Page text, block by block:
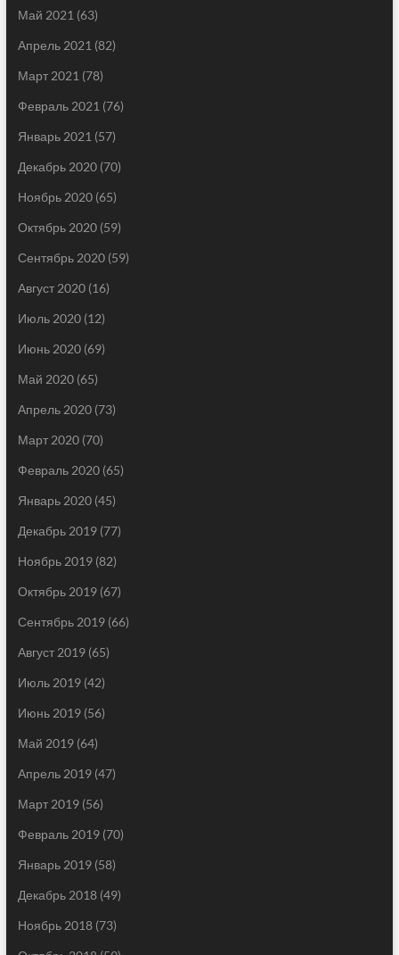
Май 2021 (63)
Апрель 2021 (82)
Март 2021 (78)
Февраль 2021 (76)
Январь 2021 (57)
Декабрь 2020(70)
Ноябрь 2020(65)
Октябрь 2020(59)
Сентябрь 2020(59)
Август 2020(16)
Июль 2020(12)
Июнь 2020(69)
Май 2020(65)
Апрель 2020(73)
Март 2020(70)
Февраль 2020(65)
Январь 2020(45)
Декабрь 2019(77)
Ноябрь 2019(82)
Октябрь 2019(67)
Сентябрь 2019(66)
Август 2019(65)
Июль 2019(42)
Июнь 2019(56)
Май 2019(64)
Апрель 2019(47)
Март 2019(56)
Февраль 2019(70)
Январь 2019(58)
Декабрь 2018(49)
Ноябрь 2018(73)